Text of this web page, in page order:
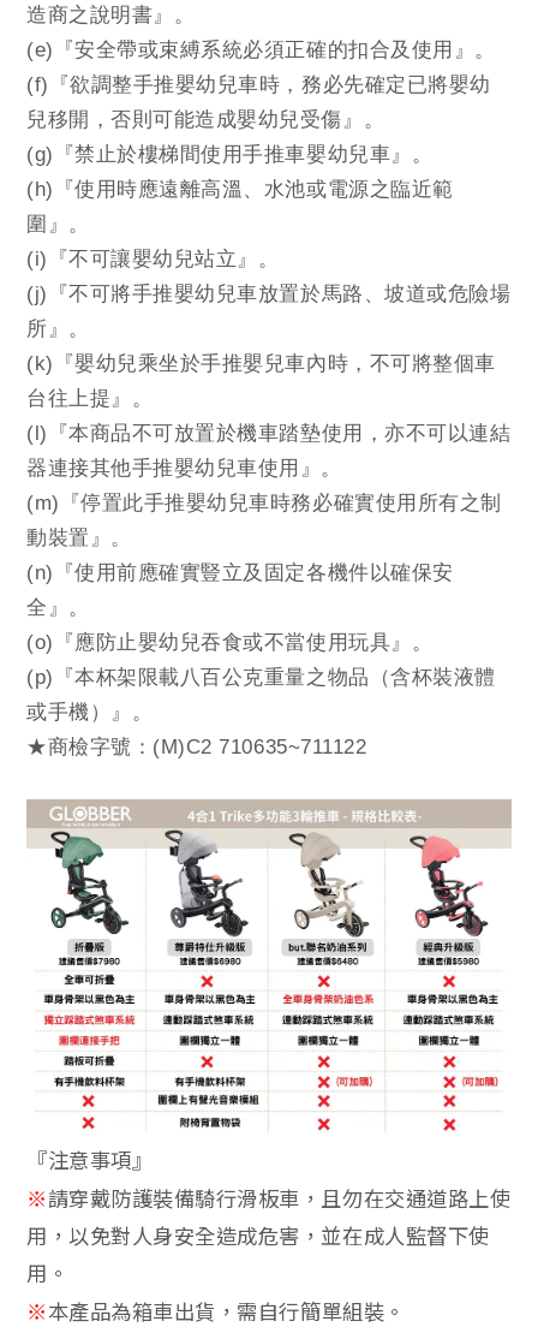
造商之說明書』。
(e)『安全帶或束縛系統必須正確的扣合及使用』。
(f)『欲調整手推嬰幼兒車時，務必先確定已將嬰幼
兒移開，否則可能造成嬰幼兒受傷』。
(g)『禁止於樓梯間使用手推車嬰幼兒車』。
(h)『使用時應遠離高溫、水池或電源之臨近範
圍』。
(i)『不可讓嬰幼兒站立』。
(j)『不可將手推嬰幼兒車放置於馬路、坡道或危險場
所』。
(k)『嬰幼兒乘坐於手推嬰兒車內時，不可將整個車
台往上提』。
(l)『本商品不可放置於機車踏墊使用，亦不可以連結
器連接其他手推嬰幼兒車使用』。
(m)『停置此手推嬰幼兒車時務必確實使用所有之制
動裝置』。
(n)『使用前應確實豎立及固定各機件以確保安
全』。
(o)『應防止嬰幼兒吞食或不當使用玩具』。
(p)『本杯架限載八百公克重量之物品（含杯裝液體
或手機）』。
★商檢字號：(M)C2 710635~711122
『注意事項』
※請穿戴防護裝備騎行滑板車，且勿在交通道路上使
用，以免對人身安全造成危害，並在成人監督下使
用。
※本產品為箱車出貨，需自行簡單組裝。